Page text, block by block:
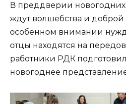
В преддверии
ждут волшебства и доброй
особенном внимании
отцы находятся на
работники РДК
новогоднее